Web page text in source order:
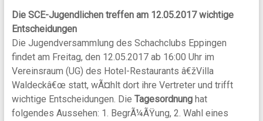
Die SCE-Jugendlichen treffen am 12.05.2017 wichtige
Entscheidungen
Die Jugendversammlung des Schachclubs Eppingen
findet am Freitag, den 12.05.2017 ab 16:00 Uhr im
Vereinsraum (UG) des Hotel-Restaurants â€žVilla
Waldeckâ€œ statt, wÃ¤hlt dort ihre Vertreter und trifft
wichtige Entscheidungen. Die Tagesordnunghat
folgendes Aussehen: 1. BegrÃ¼ÃŸung, 2. Wahl eines